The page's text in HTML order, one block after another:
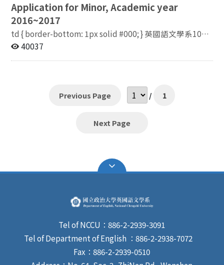
Application for Minor, Academic year
2016~2017
td { border-bottom: 1px solid #000; } 英國語文學系105
學年度輔系申請辦法 May, 2016 一、 報名資格：申請前一
網登錄申請表，列印後，於5月26日（四）上午9：00至
導（4學分） 2、英語語言學概論（4學分） 6、英語口語
系學生只得修習另外開設之英文輔系課程，不得隨系修
習。未依規定者，其學分將不被承認（若因與該系必修課
程衝堂，無法修讀本系輔系課程而需隨班附讀者，亦需繳
交學分費）。 2. 若在原屬學系「語言學概論」為必修科目
者，可在英文系任選下列科目替代： （1） 文學作品讀法
40037
Previous Page / 1
Next Page
Tel of NCCU：886-2-2939-3091
Tel of Department of English ：886-2-2938-7072
Fax：886-2-2939-0510